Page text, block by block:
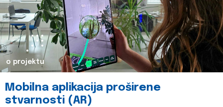
o projektu
Mobilna aplikacija proširene
stvarnosti (AR)